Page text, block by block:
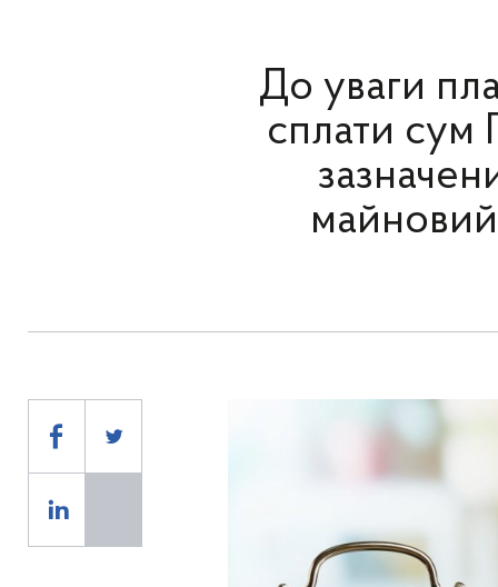
До уваги
сплати сум
майновий